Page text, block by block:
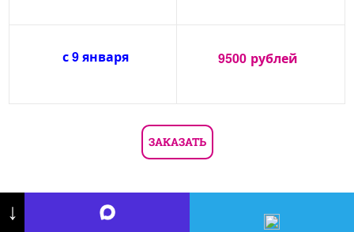
с 9 января 9500 рублей
ЗАКАЗАТЬ
Дед Мороз на корпоратив
↓